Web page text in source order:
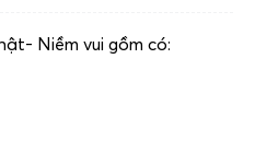
Niềm vui gồm có: